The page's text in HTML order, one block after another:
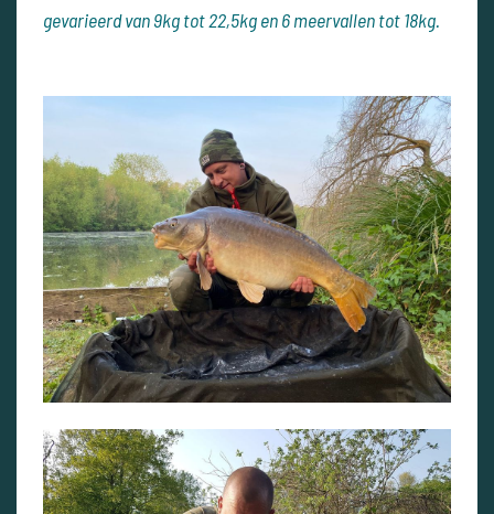
gevarieerd van 9kg tot 22,5kg en 6 meervallen tot 18kg.